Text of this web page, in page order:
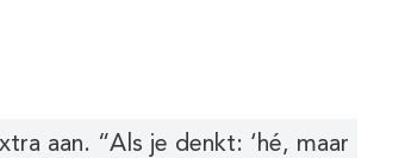
aan. “Als je denkt: ‘hé, maar